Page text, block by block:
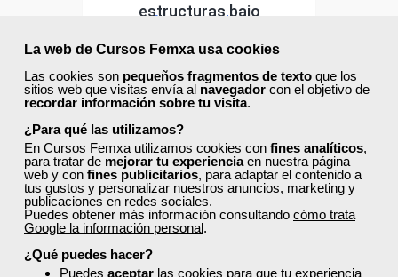
La web de Cursos Femxa usa cookies
Las cookies son pequeños fragmentos de texto que los
sitios web que visitas envía al navegador con el objetivo de
recordar información sobre tu visita.
¿Para qué las utilizamos?
En Cursos Femxa utilizamos cookies con fines analíticos,
para tratar de mejorar tu experienciaen nuestra página
web y con fines publicitarios, para adaptar el contenido a
tus gustos y personalizar nuestros anuncios, marketing y
publicaciones en redes sociales.
Puedes obtener más información consultando cómo trata
Google la información personal.
¿Qué puedes hacer?
Puedes aceptar las cookies para que tu experiencia
Para desempleados,
autónomos.
Sector
-Construcción e industrias
Extractivas.
estructuras bajo
50 horas
Online (toda España)
Ver curso
0 20
ONLINE